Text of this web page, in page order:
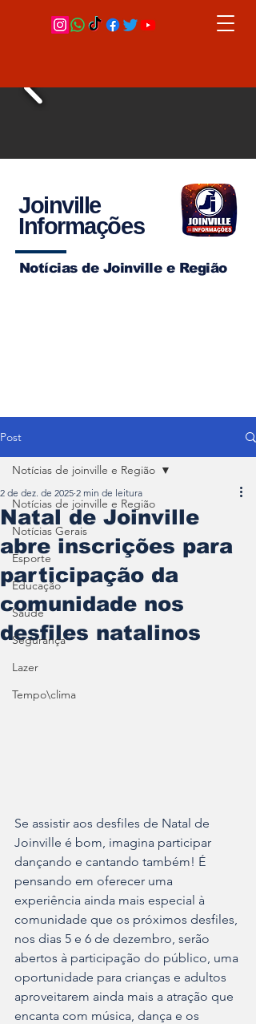
Joinville
Informações
Notícias de Joinville e Região
Post
Notícias de joinville e Região
Notícias Gerais
Esporte
Educação
Saúde
Segurança
Lazer
Tempo\clima
Notícias de joinville e Região
Natal de Joinville
abre inscrições para
participação da
comunidade nos
desfiles natalinos
2 de dez. de 2025 2 min de leitura
Se assistir aos desfiles de Natal de
Joinville é bom, imagina participar
dançando e cantando também! É
pensando em oferecer uma
experiência ainda mais especial à
comunidade que os próximos desfiles,
nos dias 5 e 6 de dezembro, serão
abertos à participação do público, uma
oportunidade para crianças e adultos
aproveitarem ainda mais a atração que
encanta com música, dança e os